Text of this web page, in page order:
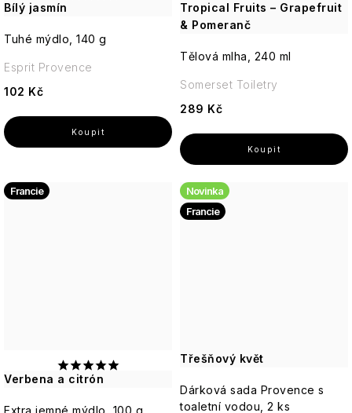
Bílý jasmín
Tuhé mýdlo, 140 g
102 Kč
Esprit Provence
Tropical Fruits – Grapefruit
& Pomeranč
Tělová mlha, 240 ml
289 Kč
Somerset Toiletry
Verbena a citrón
Francie
Třešňový květ
Novinka
Francie
Dárková sada Provence s
toaletní vodou, 2 ks